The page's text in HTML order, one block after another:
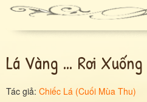
Lá Vàng … Rơi
Tác giả: Chiếc Lá (Cuối Mùa Thu)